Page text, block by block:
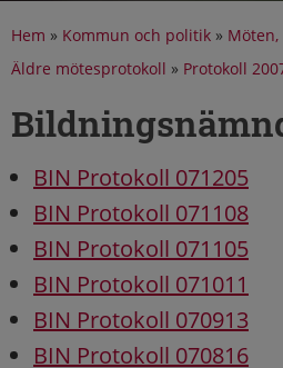
Hem » Kommun och politik »
Äldre mötesprotokoll » Protokoll
BIN Protokoll 071205
BIN Protokoll 071108
BIN Protokoll 071105
BIN Protokoll 071011
BIN Protokoll 070913
BIN Protokoll 070816